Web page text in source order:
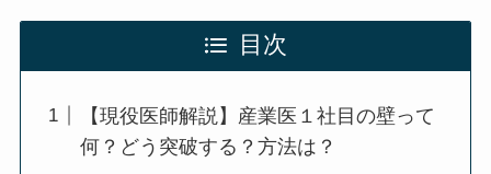
目次
【現役医師解説】産業医１社目の壁って
何？どう突破する？方法は？